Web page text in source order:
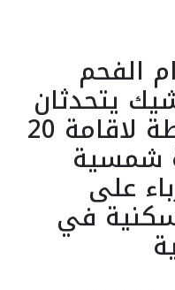
الفحم
يتحدثان
عن اطلاق خطة لاقامة 20
شمسية
على
في